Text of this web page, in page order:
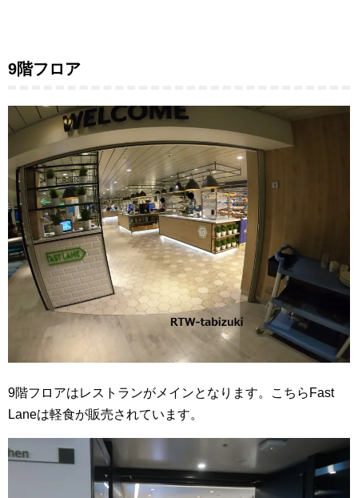
9階フロア
9階フロアはレストランがメインとなります。こちらFast
Laneは軽食が販売されています。